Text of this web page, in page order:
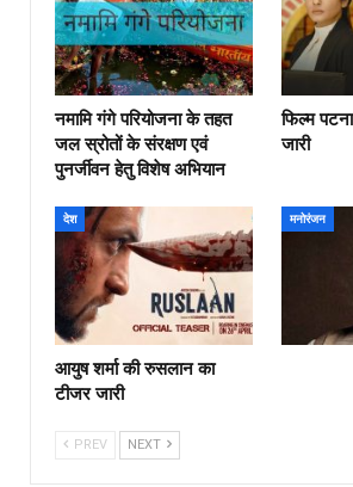
नमामि गंगे परियोजना के तहत
जल स्रोतों के संरक्षण एवं
पुनर्जीवन हेतु विशेष अभियान
फिल्‍म
जारी
देश
आयुष शर्मा की रुसलान का
टीजर जारी
मनोरंजन
PREV NEXT